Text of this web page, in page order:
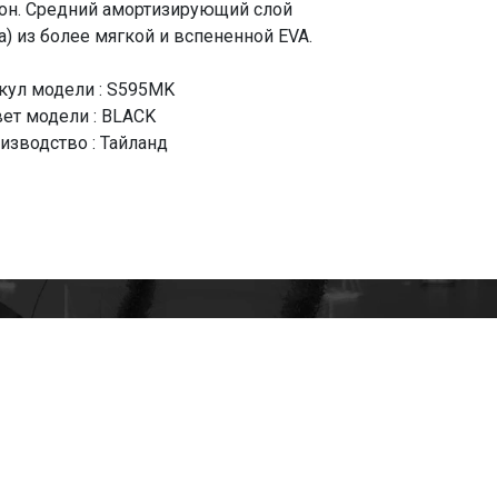
Средний амортизирующий слой
из более мягкой и вспененной EVA.
модели : S595MK
модели : BLACK
: Тайланд